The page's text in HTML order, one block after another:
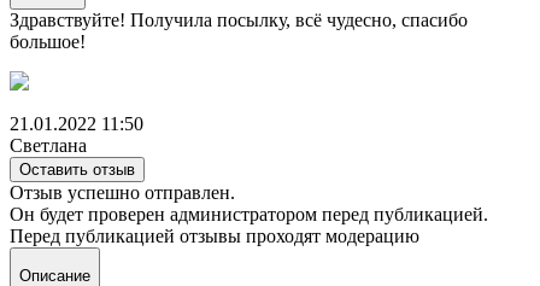
Здравствуйте! Получила посылку, всё чудесно, спасибо
большое!
21.01.2022 11:50
Светлана
Оставить отзыв
Отзыв успешно отправлен.
Он будет проверен администратором перед публикацией.
Перед публикацией отзывы проходят модерацию
Описание